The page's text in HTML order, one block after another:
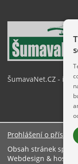
ŠumavaNet.CZ -
Prohlášení o
Obsah stránek
Webdesign & hosting: